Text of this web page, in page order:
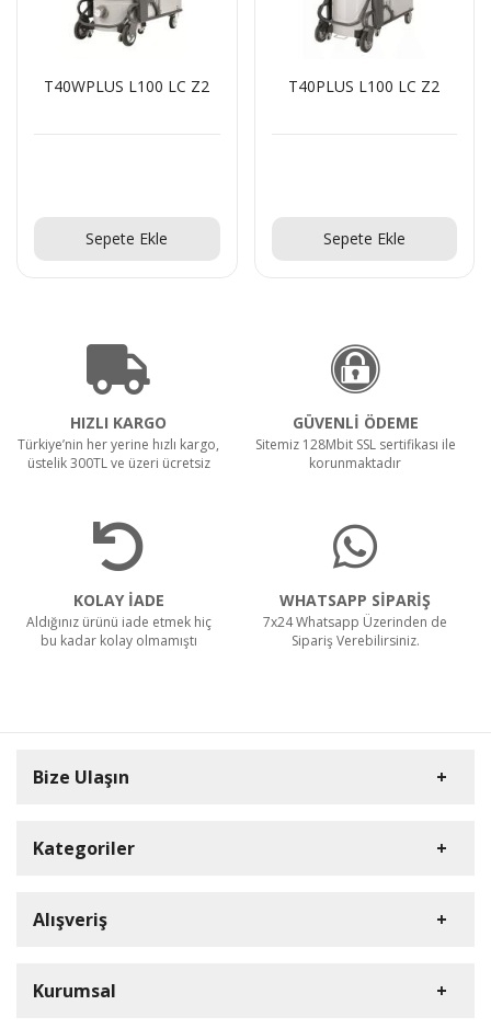
T40WPLUS L100 LC Z2
Sepete Ekle
T40PLUS L100 LC Z2
Sepete Ekle
HIZLI KARGO
Türkiye’nin her yerine hızlı kargo,
üstelik 300TL ve üzeri ücretsiz
GÜVENLİ ÖDEME
Sitemiz 128Mbit SSL sertifikası ile
korunmaktadır
KOLAY İADE
Aldığınız ürünü iade etmek hiç
bu kadar kolay olmamıştı
WHATSAPP SİPARİŞ
7x24 Whatsapp Üzerinden de
Sipariş Verebilirsiniz.
Bize Ulaşın
0(352) 231 92 94
Kategoriler
Rulopak
Ermop
Alışveriş
Kurumsal